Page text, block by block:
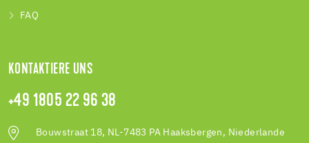
FAQ
KONTAKTIERE UNS
+49 1805 22 96 38
Bouwstraat 18, NL-7483 PA Haaksbergen, Niederlande